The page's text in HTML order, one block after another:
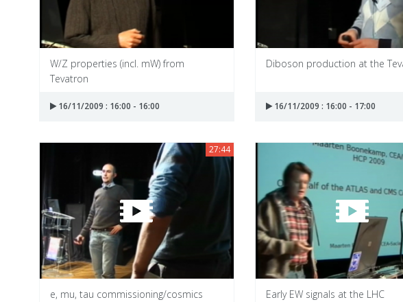
W/Z properties (incl. mW) from
Tevatron
16/11/2009 : 16:00 - 16:00
Diboson production at the
16/11/2009 : 16:00 - 17:00
27:44
e, mu, tau commissioning/cosmics
Early EW signals at the LHC